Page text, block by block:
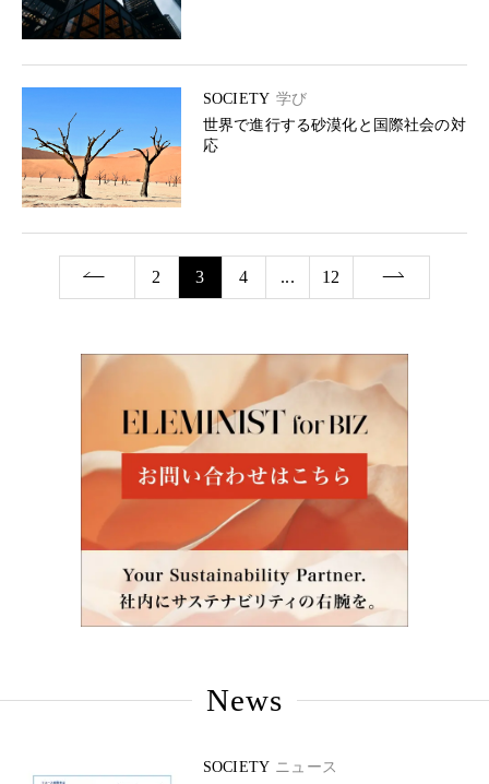
SOCIETY 学び
世界で進行する砂漠化と国際社会の対
応
2 3 4 ... 12
News
SOCIETY ニュース